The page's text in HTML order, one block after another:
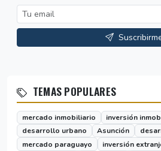
TEMAS POPULARES
mercado inmobiliario
inversión
desarrollo urbano
Asunción
mercado paraguayo
inversión